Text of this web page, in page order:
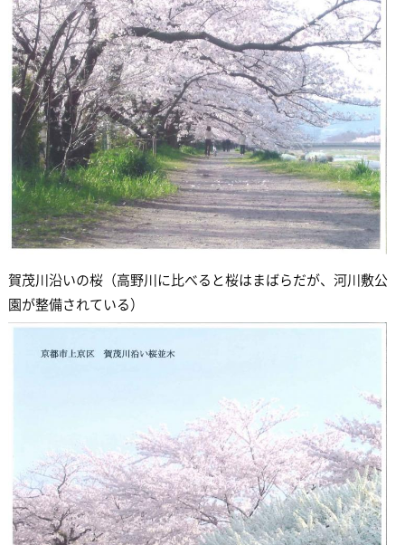
賀茂川沿いの桜（高野川に比べると桜はまばらだが、河川敷公
園が整備されている）